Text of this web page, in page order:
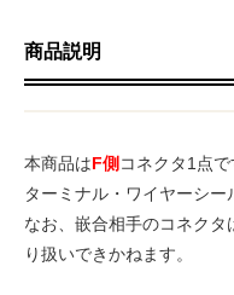
商品説明
本商品はF側 コネクタ1点で
ターミナル・ワイヤーシー
なお、嵌合相手のコネク
り扱いできかねます。